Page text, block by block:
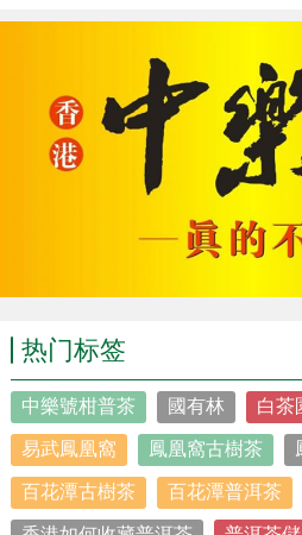
黃茶代表茶品有：君山銀針、
葉青等。黃茶在浸泡的過程中會産生
助消化，還能消除脂肪，預防食道癌。
】
）屬于半發酵
中，獨具漢族特色的茶葉品類，它具有
質。
其代表茶品有：大紅袍、閩北
青茶（烏龍茶）作爲中國特種
热门标签
中樂號柑普茶 國有林 白茶
易武鳳凰窩 鳳凰窩古樹茶
百花潭古樹茶 百花潭普洱茶